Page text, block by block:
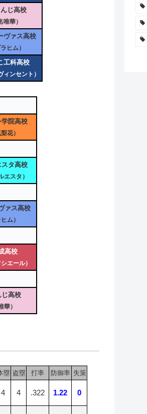
じ高校
唯華）
ヴァス高校
ヒム）
工科高校
ィンセント）
院高校
花）
タ高校
エスタ）
ァス高校
ム）
高校
エール）
じ高校
華）
塁打盗塁 打率 防御率 失策
4 4 .322 1.22 0